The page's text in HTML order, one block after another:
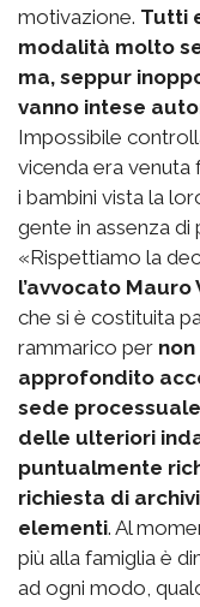
motivazione. Tutti
modalità molto
ma, seppur
vanno intese
Impossibile
vicenda era venuta
i bambini vista la
gente in assenza di
«Rispettiamo la
l’avvocato Mauro
che si è costituita
rammarico per
approfondito
sede
delle ulteriori
puntualmente
richiesta di
elementi. Al
più alla famiglia è
ad ogni modo,